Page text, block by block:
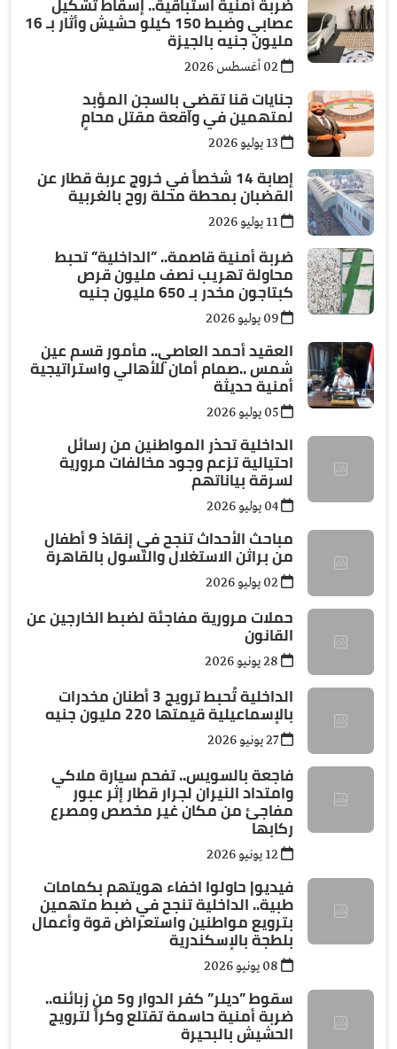
عصابي وضبط 150 كيلو حشيش وأثار بـ 16
مليون جنيه بالجيزة
جنايات قنا تقضي بالسجن المؤبد
لمتهمين في واقعة مقتل محامٍ
إصابة 14 شخصاً في خروج عربة قطار عن
القضبان بمحطة محلة روح بالغربية
ضربة أمنية قاصمة.. ”الداخلية” تحبط
محاولة تهريب نصف مليون قرص
كبتاجون مخدر بـ 650 مليون جنيه
العقيد أحمد العاصي.. مأمور قسم عين
شمس ..صمام أمان للأهالي واستراتيجية
أمنية حديثة
الداخلية تحذر المواطنين من رسائل
احتيالية تزعم وجود مخالفات مرورية
لسرقة بياناتهم
مباحث الأحداث تنجح في إنقاذ 9 أطفال
من براثن الاستغلال والتسول بالقاهرة
حملات مرورية مفاجئة لضبط الخارجين عن
القانون
الداخلية تُحبط ترويج 3 أطنان مخدرات
بالإسماعيلية قيمتها 220 مليون جنيه
27 يونيو 2026
فاجعة بالسويس.. تفحم سيارة ملاكي
وامتداد النيران لجرار قطار إثر عبور
مفاجئ من مكان غير مخصص ومصرع
ركابها
فيديو| حاولوا اخفاء هويتهم بكمامات
طبية.. الداخلية تنجح في ضبط متهمين
بترويع مواطنين واستعراض قوة وأعمال
بلطجة بالإسكندرية
سقوط ”ديلر” كفر الدوار و5 من زبائنه..
ضربة أمنية حاسمة تقتلع وكراً لترويج
الحشيش بالبحيرة